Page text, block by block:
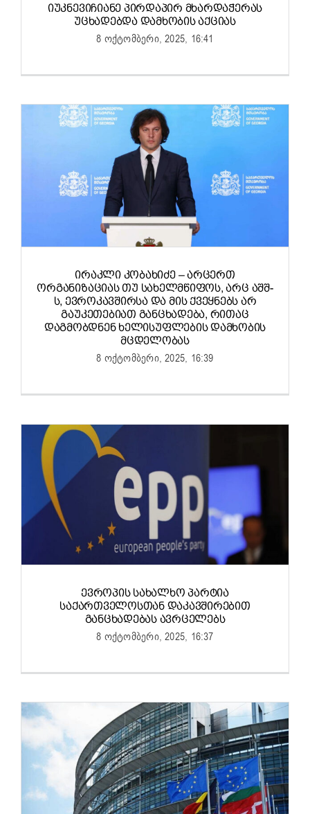
ᲘᲣᲙᲜᲔᲕᲘᲩᲘᲐᲜᲔ ᲞᲘᲠᲓᲐᲞᲘᲠ ᲛᲮᲐᲠᲓᲐᲭᲔᲠᲐᲡ
ᲣᲪᲮᲐᲓᲔᲑᲓᲐ ᲓᲐᲛᲮᲝᲑᲘᲡ ᲐᲥᲪᲘᲐᲡ
8 ოქტომბერი, 2025, 16:41
ᲘᲠᲐᲙᲚᲘ ᲙᲝᲑᲐᲮᲘᲫᲔ – ᲐᲠᲪᲔᲠᲗ
ᲝᲠᲒᲐᲜᲘᲖᲐᲪᲘᲐᲡ ᲗᲣ ᲡᲐᲮᲔᲚᲛᲬᲘᲤᲝᲡ, ᲐᲠᲪ ᲐᲨᲨ-
Ს, ᲔᲕᲠᲝᲙᲐᲕᲨᲘᲠᲡᲐ ᲓᲐ ᲛᲘᲡ ᲥᲕᲔᲧᲜᲔᲑᲡ ᲐᲠ
ᲒᲐᲣᲙᲔᲗᲔᲑᲘᲐᲗ ᲒᲐᲜᲪᲮᲐᲓᲔᲑᲐ, ᲠᲘᲗᲐᲪ
ᲓᲐᲒᲛᲝᲑᲓᲜᲔᲜ ᲮᲔᲚᲘᲡᲣᲤᲚᲔᲑᲘᲡ ᲓᲐᲛᲮᲝᲑᲘᲡ
ᲛᲪᲓᲔᲚᲝᲑᲐᲡ
8 ოქტომბერი, 2025, 16:39
ᲔᲕᲠᲝᲞᲘᲡ ᲡᲐᲮᲐᲚᲮᲝ ᲞᲐᲠᲢᲘᲐ
ᲡᲐᲥᲐᲠᲗᲕᲔᲚᲝᲡᲗᲐᲜ ᲓᲐᲙᲐᲕᲨᲘᲠᲔᲑᲘᲗ
ᲒᲐᲜᲪᲮᲐᲓᲔᲑᲐᲡ ᲐᲕᲠᲪᲔᲚᲔᲑᲡ
8 ოქტომბერი, 2025, 16:37